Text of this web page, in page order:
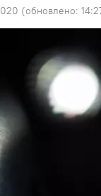
(обновлено: